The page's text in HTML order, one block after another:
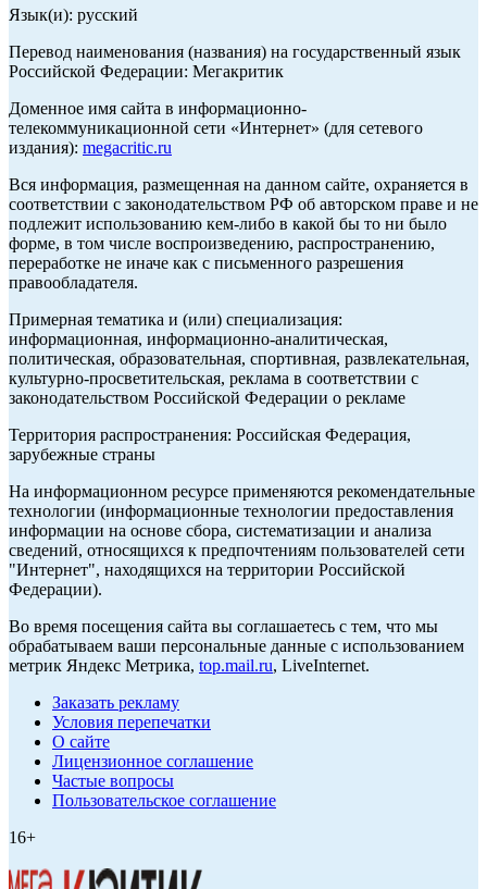
Язык(и): русский
Перевод наименования (названия) на государственный язык
Российской Федерации: Мегакритик
Доменное имя сайта в информационно-
телекоммуникационной сети «Интернет» (для сетевого
издания): megacritic.ru
Вся информация, размещенная на данном сайте, охраняется в
соответствии с законодательством РФ об авторском праве и не
подлежит использованию кем-либо в какой бы то ни было
форме, в том числе воспроизведению, распространению,
переработке не иначе как с письменного разрешения
правообладателя.
Примерная тематика и (или) специализация:
информационная, информационно-аналитическая,
политическая, образовательная, спортивная, развлекательная,
культурно-просветительская, реклама в соответствии с
законодательством Российской Федерации о рекламе
Территория распространения: Российская Федерация,
зарубежные страны
На информационном ресурсе применяются рекомендательные
технологии (информационные технологии предоставления
информации на основе сбора, систематизации и анализа
сведений, относящихся к предпочтениям пользователей сети
"Интернет", находящихся на территории Российской
Федерации).
Во время посещения сайта вы соглашаетесь с тем, что мы
обрабатываем ваши персональные данные с использованием
метрик Яндекс Метрика, top.mail.ru, LiveInternet.
Заказать рекламу
Условия перепечатки
О сайте
Лицензионное соглашение
Частые вопросы
Пользовательское соглашение
16+